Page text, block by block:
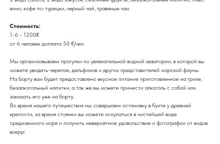
вино, кофе по-турецки, черный чай, травяные чаи.
Стоимость:
1-6 - 1200€
от 6 человек доплата 50 €/чел.
Мы организовываем прогулки по увлекательной водной акватории, в которой вы
можете увидеть черепах, дельфинов и других представителей морской фауны.
На борту вам будет предоставлено вкусное питание приготовленное на гриле,
безалкогольный напитки, а так же вы можете принести алкоголь с собой или
заказать его уже на борту.
Во время нашего путешествия мы совершаем остановку в бухте у древней
крепости, за время стоянки вы можете искупаться в чистейшей воде
средиземного моря и получить невероятное удовольствие и фотографии от видов
вокруг.